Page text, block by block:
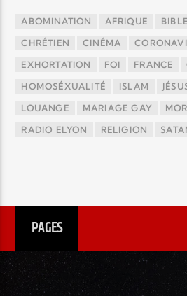
ABOMINATION AFRIQUE BIBLE
CHRÉTIEN CINÉMA
EXHORTATION FOI FRANCE
HOMOSÉXUALITÉ ISLAM
LOUANGE MARIAGE GAY
RADIO ELYON RELIGION
PAGES